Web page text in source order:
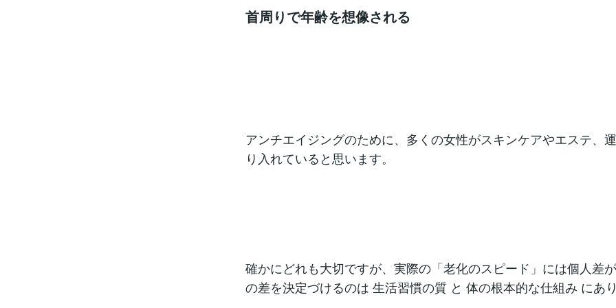
首周りで年齢を想像される
アンチエイジングのために、多くの女性がスキンケアやエステ、
り入れていると思います。
確かにどれも大切ですが、実際の「老化のスピード」には個人差
の差を決定づけるのは 生活習慣の質 と 体の根本的な仕組み にあり